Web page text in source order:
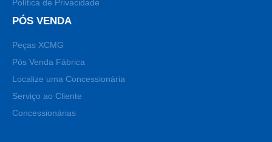
Política de Privacidade
PÓS VENDA
Peças XCMG
Pós Venda Fábrica
Localize uma Concessionária
Serviço ao Cliente
Concessionárias